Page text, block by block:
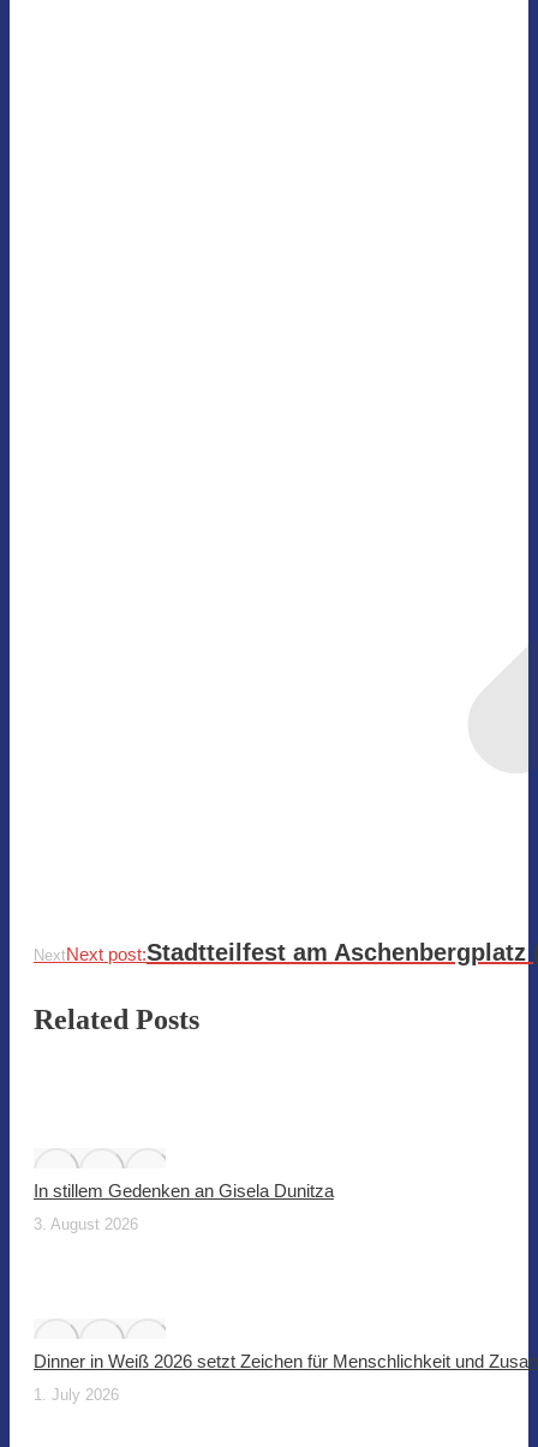
NextNext post:Stadtteilfest am Aschenbergplatz
Related Posts
In stillem Gedenken an Gisela Dunitza
3. August 2026
Dinner in Weiß 2026 setzt Zeichen für Menschlichkeit und
1. July 2026